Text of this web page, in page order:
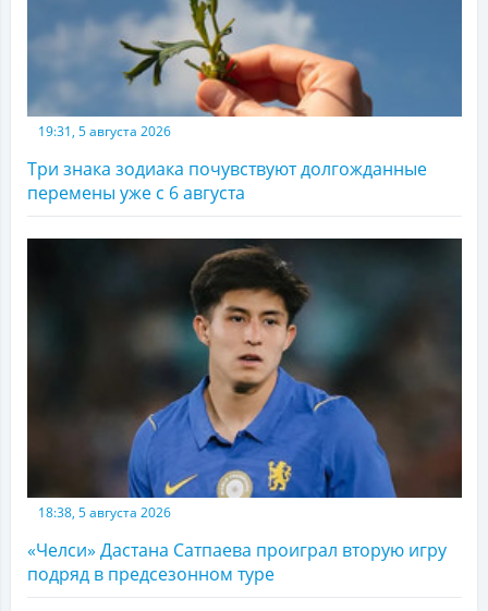
19:31, 5 августа 2026
Три знака зодиака почувствуют долгожданные
перемены уже с 6 августа
18:38, 5 августа 2026
«Челси» Дастана Сатпаева проиграл вторую игру
подряд в предсезонном туре